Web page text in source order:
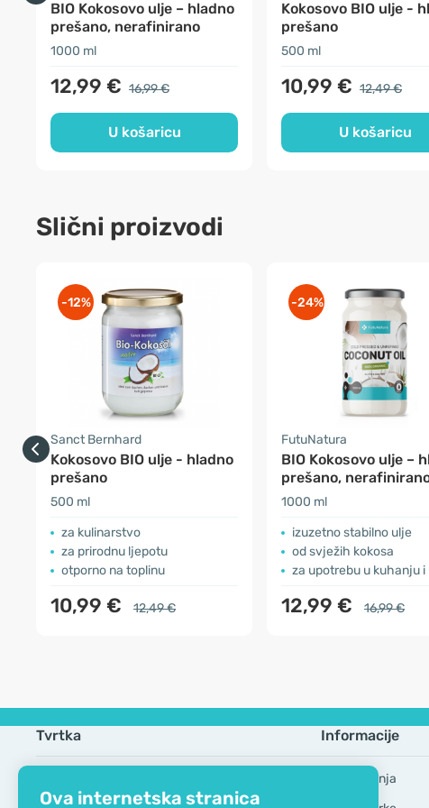
Ova internetska stranica
BIO Kokosovo ulje – hladno
prešano, nerafinirano
1000 ml
12,99 € 16,99 €
U košaricu
Kokosovo BIO ulje -
prešano
500 ml
10,99 € 12,49 €
U košaricu
Slični proizvodi
-12%
Sanct Bernhard
Kokosovo BIO ulje - hladno
prešano
500 ml
za kulinarstvo
za prirodnu ljepotu
otporno na toplinu
10,99 € 12,49 €
-24%
FutuNatura
BIO Kokosovo ulje –
prešano,
1000 ml
izuzetno stabilno ulje
od svježih kokosa
za upotrebu u kuhanju i
12,99 € 16,99 €
Tvrtka Informacije
Česta pitanja